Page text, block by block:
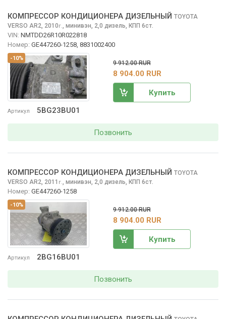
-10%
Артикул 5BG23BU01
КОМПРЕССОР КОНДИЦИОНЕРА ДИЗЕЛЬНЫЙ TOYOTA
VERSO AR2, 2010г., минивэн, 2,0 дизель, КПП 6ст.
VIN: NMTDD26R10R022818
Номер: GE447260-1258, 8831002400
9 912.00 RUR
8 904.00 RUR
Купить
Позвонить
-10%
Артикул 2BG16BU01
КОМПРЕССОР КОНДИЦИОНЕРА ДИЗЕЛЬНЫЙ TOYOTA
VERSO AR2, 2011 г., минивэн, 2,0 дизель, КПП 6ст.
Номер: GE447260-1258
9 912.00 RUR
8 904.00 RUR
Купить
Позвонить